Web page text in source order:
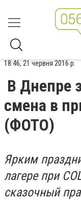
18:46, 21 червня 2016 р.
В Днепре
смена в
(ФОТО)
Ярким
лагере при
сказочный